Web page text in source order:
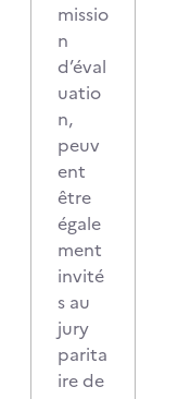
missio
n
d’éval
uatio
n,
peuv
ent
être
égale
ment
invité
s au
jury
parita
ire de